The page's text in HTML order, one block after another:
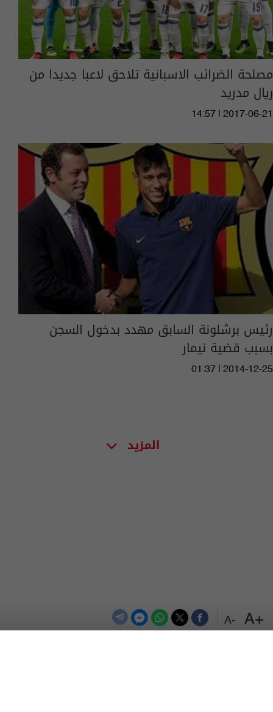
+A
-A
مصلحة الضرائب الاسبانية تلاحق لاعبا جديدا من
ريال مدريد
14:57 | 2017-06-21
رئيس برشلونة السابق مهدد بدخول السجن
بسبب قضية نيمار
01:37 | 2014-12-25
المزيد